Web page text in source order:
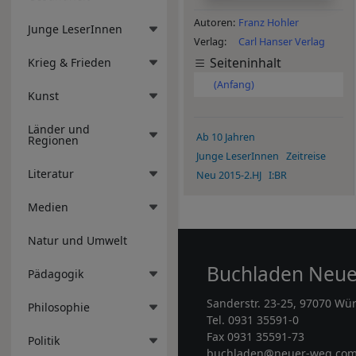
Junge LeserInnen
Krieg & Frieden
Kunst
Länder und
Regionen
Literatur
Medien
Natur und Umwelt
Pädagogik
Philosophie
Politik
Autoren Franz Hohler
Verlag
Carl Hanser Verlag
Seiteninhalt
(Anfang)
Ab 10 Jahren
Junge LeserInnen Zeitreise
Neu 2015-2.HJ I:BR
Buchladen
Sanderstr. 23-25, 97070
Tel. 0931 35591-0
Fax 0931 35591-73